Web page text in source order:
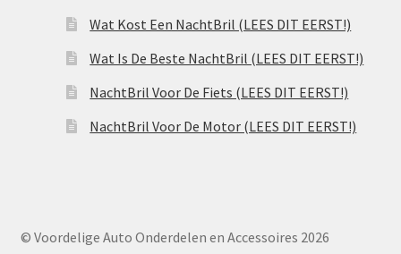
Wat Kost Een NachtBril (LEES DIT EERST!)
Wat Is De Beste NachtBril (LEES DIT EERST!)
NachtBril Voor De Fiets (LEES DIT EERST!)
NachtBril Voor De Motor (LEES DIT EERST!)
© Voordelige Auto Onderdelen en Accessoires 2026